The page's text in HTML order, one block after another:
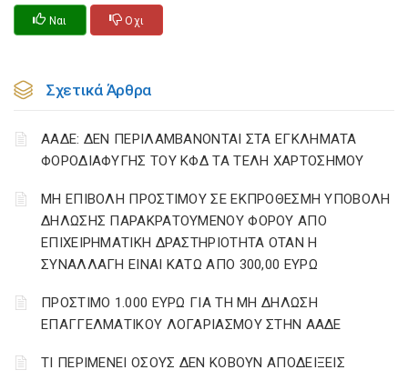
Ναι Οχι
Σχετικά Άρθρα
ΑΑΔΕ: ΔΕΝ ΠΕΡΙΛΑΜΒΑΝΟΝΤΑΙ ΣΤΑ ΕΓΚΛΗΜΑΤΑ
ΦΟΡΟΔΙΑΦΥΓΗΣ ΤΟΥ ΚΦΔ ΤΑ ΤΕΛΗ ΧΑΡΤΟΣΗΜΟΥ
ΜΗ ΕΠΙΒΟΛΗ ΠΡΟΣΤΙΜΟΥ ΣΕ ΕΚΠΡΟΘΕΣΜΗ ΥΠΟΒΟΛΗ
ΔΗΛΩΣΗΣ ΠΑΡΑΚΡΑΤΟΥΜΕΝΟΥ ΦΟΡΟΥ ΑΠΟ
ΕΠΙΧΕΙΡΗΜΑΤΙΚΗ ΔΡΑΣΤΗΡΙΟΤΗΤΑ ΟΤΑΝ Η
ΣΥΝΑΛΛΑΓΗ ΕΙΝΑΙ ΚΑΤΩ ΑΠΟ 300,00 ΕΥΡΩ
ΠΡΟΣΤΙΜΟ 1.000 ΕΥΡΩ ΓΙΑ ΤΗ ΜΗ ΔΗΛΩΣΗ
ΕΠΑΓΓΕΛΜΑΤΙΚΟΥ ΛΟΓΑΡΙΑΣΜΟΥ ΣΤΗΝ ΑΑΔΕ
ΤΙ ΠΕΡΙΜΕΝΕΙ ΟΣΟΥΣ ΔΕΝ ΚΟΒΟΥΝ ΑΠΟΔΕΙΞΕΙΣ